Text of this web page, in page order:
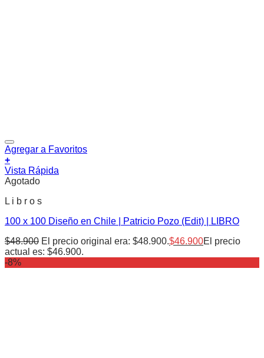
Agregar a Favoritos
+
Vista Rápida
Agotado
L i b r o s
100 x 100 Diseño en Chile | Patricio Pozo (Edit) | LIBRO
$48.900 El precio original era: $48.900.$46.900El precio
actual es: $46.900.
-8%